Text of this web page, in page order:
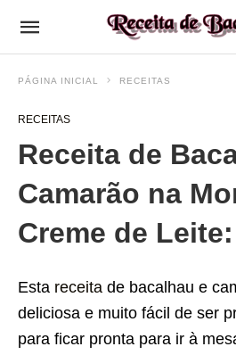
PÁGINA INICIAL RECEITAS
RECEITAS
Receita de
Camarão na
Creme de Leite:
Esta receita de bacalhau e
deliciosa e muito fácil de ser
para ficar pronta para ir à